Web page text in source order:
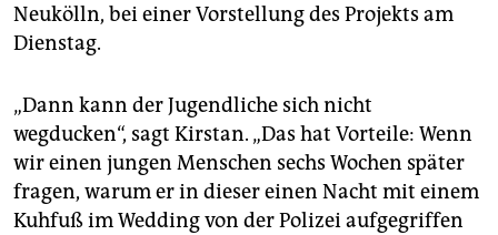
Neukölln, bei einer Vorstellung des Projekts am
Dienstag.
„Dann kann der Jugendliche sich nicht
wegducken“, sagt Kirstan. „Das hat Vorteile: Wenn
wir einen jungen Menschen sechs Wochen später
fragen, warum er in dieser einen Nacht mit einem
Kuhfuß im Wedding von der Polizei aufgegriffen